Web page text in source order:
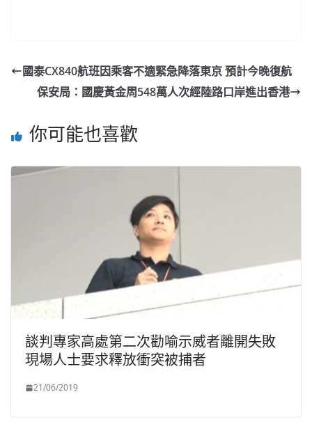
國泰CX840航班因乘客不適緊急降落東京 預計今晚復航
保安局：國慶黃金周548萬人次經陸路口岸進出香港
你可能也喜歡
談判專家高處第二次勸喻示威者離開失敗
現場人士要求釋放衝突被捕者
21/06/2019